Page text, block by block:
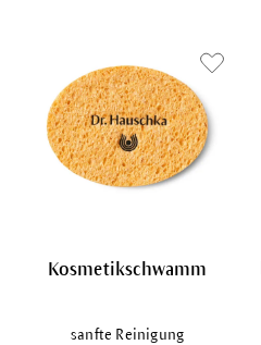
Kosmetikschwamm
sanfte Reinigung